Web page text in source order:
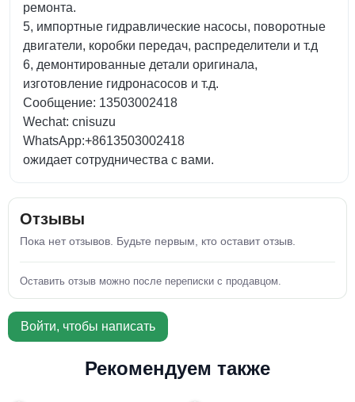
ремонта.
5, импортные гидравлические насосы, поворотные
двигатели, коробки передач, распределители и т.д
6, демонтированные детали оригинала,
изготовление гидронасосов и т.д.
Сообщение: 13503002418
Wechat: cnisuzu
WhatsApp:+8613503002418
ожидает сотрудничества с вами.
Отзывы
Пока нет отзывов. Будьте первым, кто оставит отзыв.
Оставить отзыв можно после переписки с продавцом.
Войти, чтобы написать
Рекомендуем также